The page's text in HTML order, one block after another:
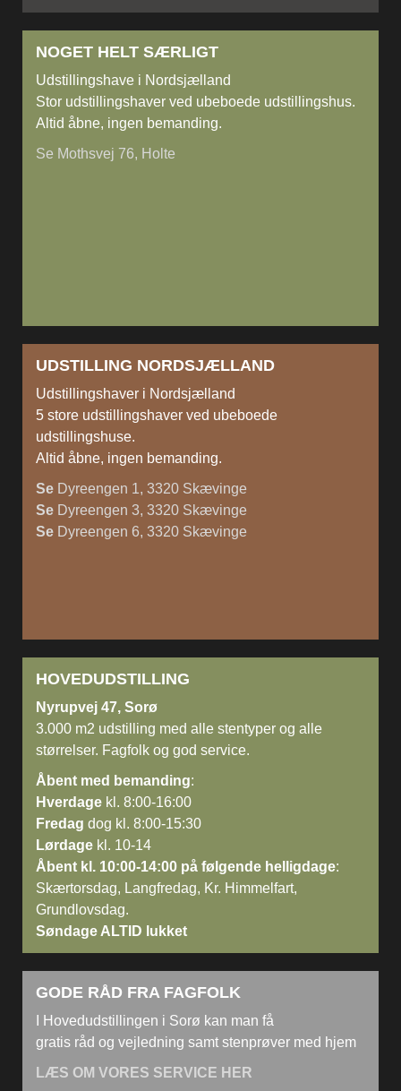
NOGET HELT SÆRLIGT
Udstillingshave i Nordsjælland
Stor udstillingshaver ved ubeboede udstillingshus.
Altid åbne, ingen bemanding.
Se Mothsvej 76, Holte
UDSTILLING NORDSJÆLLAND
Udstillingshaver i Nordsjælland
5 store udstillingshaver ved ubeboede
udstillingshuse.
Altid åbne, ingen bemanding.
Se Dyreengen 1, 3320 Skævinge
Se Dyreengen 3, 3320 Skævinge
Se Dyreengen 6, 3320 Skævinge
HOVEDUDSTILLING
Nyrupvej 47, Sorø
3.000 m2 udstilling med alle stentyper og alle
størrelser. Fagfolk og god service.
Åbent med bemanding:
Hverdage kl. 8:00-16:00
Fredag dog kl. 8:00-15:30
Lørdage kl. 10-14
Åbent kl. 10:00-14:00 på følgende helligdage:
Skærtorsdag, Langfredag, Kr. Himmelfart,
Grundlovsdag.
Søndage ALTID lukket
GODE RÅD FRA FAGFOLK
I Hovedudstillingen i Sorø kan man få
gratis råd og vejledning samt stenprøver med hjem
LÆS OM VORES SERVICE HER